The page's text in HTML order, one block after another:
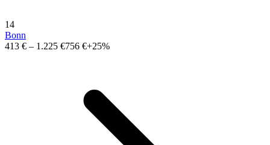
14
Bonn
413 € – 1.225 €756 €+25%